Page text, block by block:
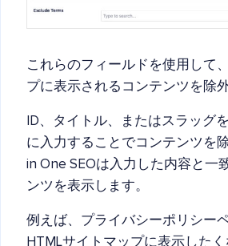
これらのフィールドを使用して
プに表示されるコンテンツを除
ID、タイトル、またはスラッグ
に入力することでコンテンツを
in One SEOは入力した内容と一
ンツを表示します。
例えば、プライバシーポリシー
HTMLサイトマップに表示した